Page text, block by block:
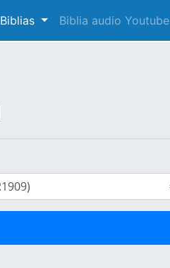
Biblias Biblia audio Youtube